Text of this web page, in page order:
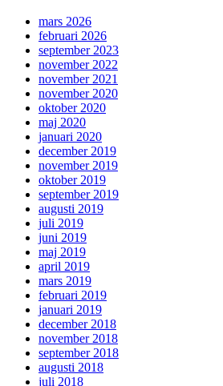
mars 2026
februari 2026
september 2023
november 2022
november 2021
november 2020
oktober 2020
maj 2020
januari 2020
december 2019
november 2019
oktober 2019
september 2019
augusti 2019
juli 2019
juni 2019
maj 2019
april 2019
mars 2019
februari 2019
januari 2019
december 2018
november 2018
september 2018
augusti 2018
juli 2018